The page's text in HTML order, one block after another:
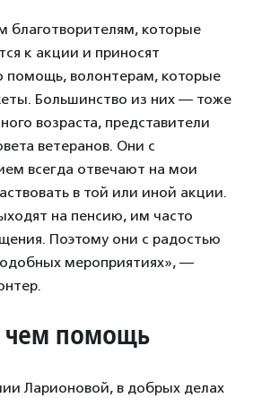
благотворителям, которые
к акции и приносят
помощь, волонтерам, которые
Большинство из них — тоже
возраста, представители
ветеранов. Они с
всегда отвечают на мои
в той или иной акции.
на пенсию, им часто
Поэтому они с радостью
мероприятиях», —
чем помощь
Ларионовой, в добрых делах